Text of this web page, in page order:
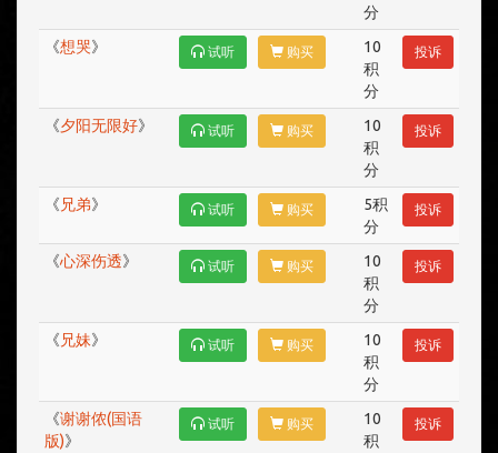
分
《想哭》 试听 购买
10
积
分
投诉
《夕阳无限好》 试听 购买
10
积
分
投诉
《 兄弟》 试听 购买
5积
分
投诉
《心深伤透》 试听 购买
10
积
分
投诉
《 兄妹》 试听 购买
10
积
分
投诉
《谢谢侬(国语
版)》
试听 购买
10
积
投诉